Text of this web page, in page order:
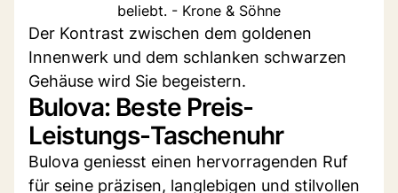
beliebt. - Krone & Söhne
Der Kontrast zwischen dem goldenen
Innenwerk und dem schlanken schwarzen
Gehäuse wird Sie begeistern.
Bulova: Beste Preis-
Leistungs-Taschenuhr
Bulova geniesst einen hervorragenden Ruf
für seine präzisen, langlebigen und stilvollen